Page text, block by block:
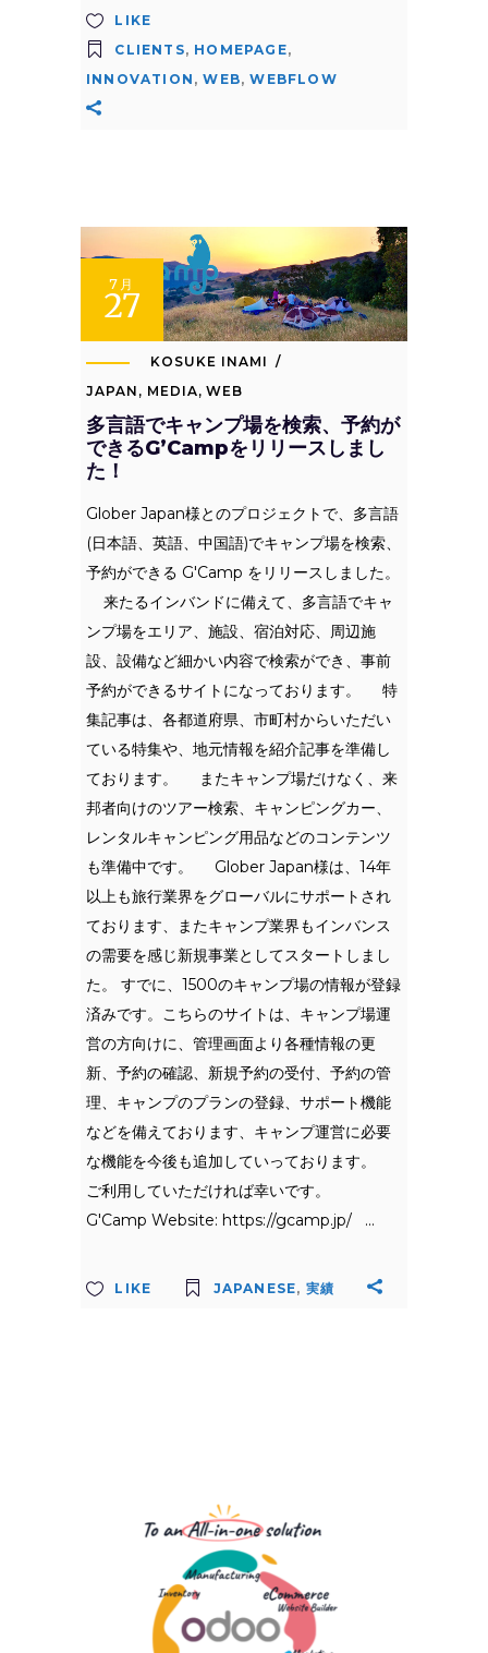
LIKE
CLIENTS, HOMEPAGE,
INNOVATION ,WEB,WEBFLOW
7月
27
KOSUKE INAMI
JAPAN , MEDIA,WEB
多言語でキャンプ場を検索、予約が
できるG’Campをリリースしまし
た！
Glober Japan様とのプロジェクトで、多言語
(日本語、英語、中国語)でキャンプ場を検索、
予約ができる G'Camp をリリースしました。
来たるインバンドに備えて、多言語でキャ
ンプ場をエリア、施設、宿泊対応、周辺施
設、設備など細かい内容で検索ができ、事前
予約ができるサイトになっております。 特
集記事は、各都道府県、市町村からいただい
ている特集や、地元情報を紹介記事を準備し
ております。 またキャンプ場だけなく、来
邦者向けのツアー検索、キャンピングカー、
レンタルキャンピング用品などのコンテンツ
も準備中です。 Glober Japan様は、14年
以上も旅行業界をグローバルにサポートされ
ております、またキャンプ業界もインバンス
の需要を感じ新規事業としてスタートしまし
た。 すでに、1500のキャンプ場の情報が登録
済みです。こちらのサイトは、キャンプ場運
営の方向けに、管理画面より各種情報の更
新、予約の確認、新規予約の受付、予約の管
理、キャンプのプランの登録、サポート機能
などを備えております、キャンプ運営に必要
な機能を今後も追加していっております。
ご利用していただければ幸いです。
G'Camp Website: https://gcamp.jp/
LIKE JAPANESE, 実績